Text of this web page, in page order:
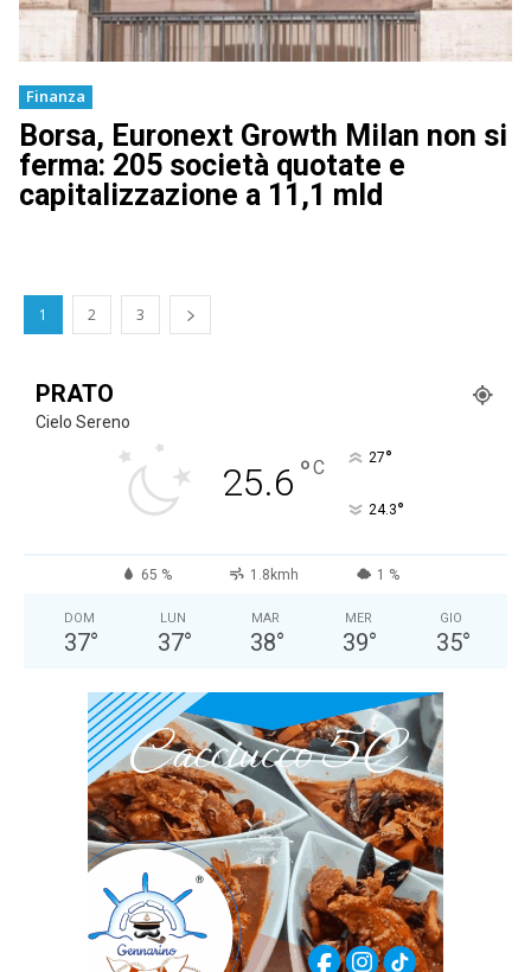
Finanza
Borsa, Euronext Growth Milan non si
ferma: 205 società quotate e
capitalizzazione a 11,1 mld
1 2 3
PRATO
Cielo Sereno
25.6 °C 27°
24.3°
65 % 1.8kmh 1 %
DOM
37°
LUN
37°
MAR
38°
MER
39°
GIO
35°